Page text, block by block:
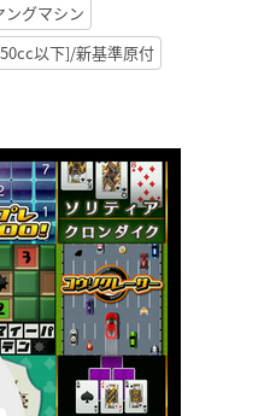
ングマシン
以下]/新基準原付